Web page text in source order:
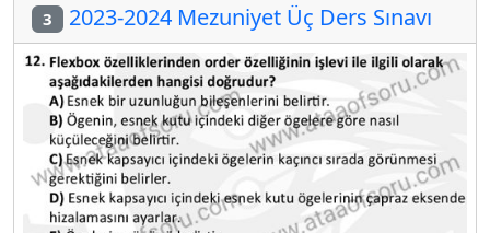
3 2023-2024 Mezuniyet Üç Ders Sınavı